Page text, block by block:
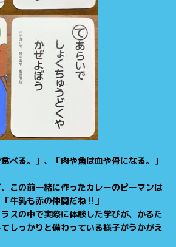
べる。」、「肉や魚は血や骨になる。」
、この前一緒に作ったカレーのピーマンは
牛乳も赤の仲間だね‼」
スの中で実際に体験した学びが、かるた
しっかりと備わっている様子がうかがえ